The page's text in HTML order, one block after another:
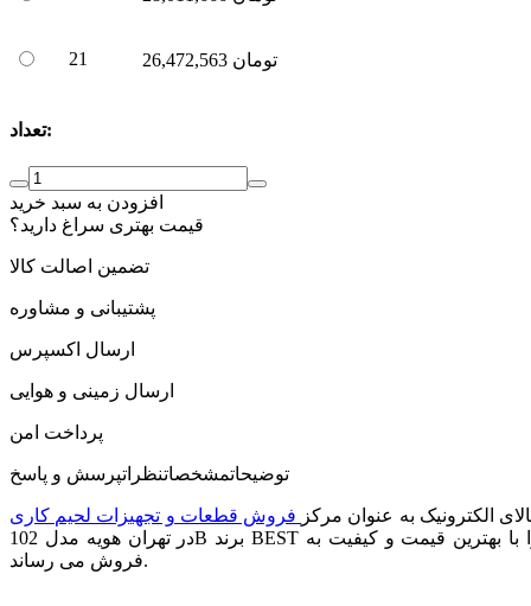
21 26,472,563 تومان
تعداد:
افزودن به سبد خرید
قیمت بهتری سراغ دارید؟
تضمین اصالت کالا
پشتیبانی و مشاوره
ارسال اکسپرس
ارسال زمینی و هوایی
پرداخت امن
توضیحاتمشخصاتنظراتپرسش و پاسخ
الکترونیک به عنوان مرکز فروش قطعات و تجهیزات لحیم کاری
در تهران هویه مدل 102B برند BEST را با بهترین قیمت و کیفیت به
فروش می رساند.